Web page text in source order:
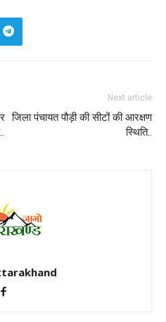
Next article
जिला पंचायत पौड़ी की सीटों की आरक्षण
स्थिति..